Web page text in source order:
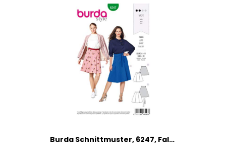
Burda Schnittmuster, 6247, Faltenröcke selber nähen [Damen, Gr. 34-44] Level 2 für Anfänger